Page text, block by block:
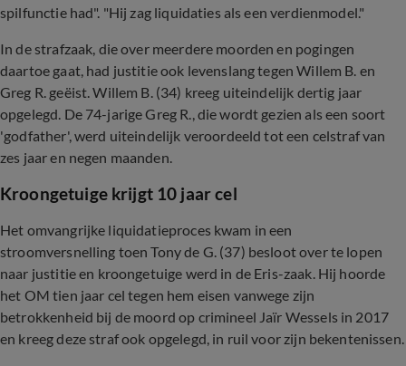
spilfunctie had". "Hij zag liquidaties als een verdienmodel."
In de strafzaak, die over meerdere moorden en pogingen
daartoe gaat, had justitie ook levenslang tegen Willem B. en
Greg R. geëist. Willem B. (34) kreeg uiteindelijk dertig jaar
opgelegd. De 74-jarige Greg R., die wordt gezien als een soort
'godfather', werd uiteindelijk veroordeeld tot een celstraf van
zes jaar en negen maanden.
Kroongetuige krijgt 10 jaar cel
Het omvangrijke liquidatieproces kwam in een
stroomversnelling toen Tony de G. (37) besloot over te lopen
naar justitie en kroongetuige werd in de Eris-zaak. Hij hoorde
het OM tien jaar cel tegen hem eisen vanwege zijn
betrokkenheid bij de moord op crimineel Jaïr Wessels in 2017
en kreeg deze straf ook opgelegd, in ruil voor zijn bekentenissen.